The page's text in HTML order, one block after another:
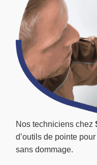
Nos techniciens chez
d’outils de pointe
sans dommage.